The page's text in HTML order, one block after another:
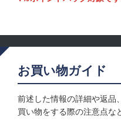
お買い物ガイド
前述した情報の詳細や返品
買い物をする際の注意点な